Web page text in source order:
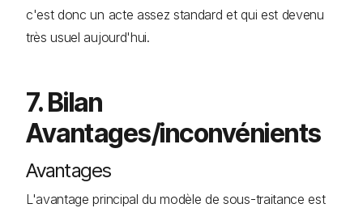
c'est donc un acte assez standard et qui est devenu
très usuel aujourd'hui.
7. Bilan
Avantages/inconvénients
Avantages
L'avantage principal du modèle de sous-traitance est